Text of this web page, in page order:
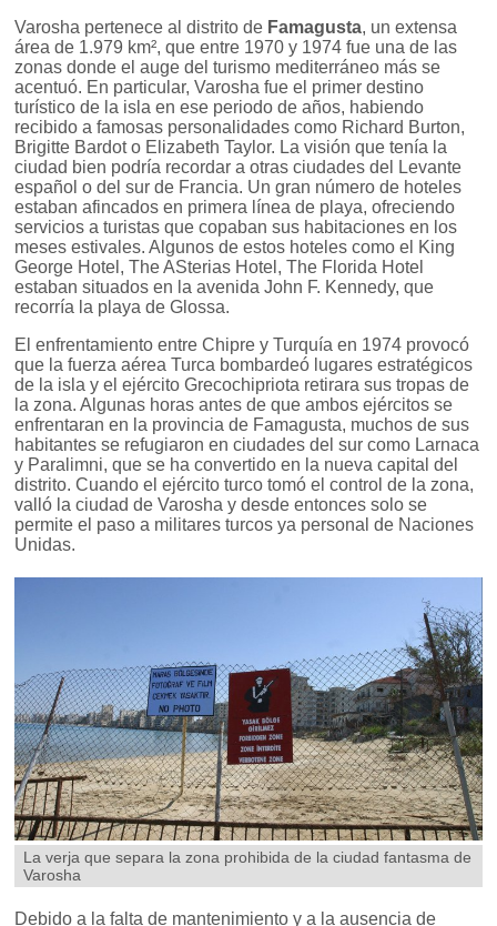
Varosha pertenece al distrito de Famagusta, un extensa
área de 1.979 km², que entre 1970 y 1974 fue una de las
zonas donde el auge del turismo mediterráneo más se
acentuó. En particular, Varosha fue el primer destino
turístico de la isla en ese periodo de años, habiendo
recibido a famosas personalidades como Richard Burton,
Brigitte Bardot o Elizabeth Taylor. La visión que tenía la
ciudad bien podría recordar a otras ciudades del Levante
español o del sur de Francia. Un gran número de hoteles
estaban afincados en primera línea de playa, ofreciendo
servicios a turistas que copaban sus habitaciones en los
meses estivales. Algunos de estos hoteles como el King
George Hotel, The ASterias Hotel, The Florida Hotel
estaban situados en la avenida John F. Kennedy, que
recorría la playa de Glossa.
El enfrentamiento entre Chipre y Turquía en 1974 provocó
que la fuerza aérea Turca bombardeó lugares estratégicos
de la isla y el ejército Grecochipriota retirara sus tropas de
la zona. Algunas horas antes de que ambos ejércitos se
enfrentaran en la provincia de Famagusta, muchos de sus
habitantes se refugiaron en ciudades del sur como Larnaca
y Paralimni, que se ha convertido en la nueva capital del
distrito. Cuando el ejército turco tomó el control de la zona,
valló la ciudad de Varosha y desde entonces solo se
permite el paso a militares turcos ya personal de Naciones
Unidas.
La verja que separa la zona prohibida de la ciudad fantasma de
Varosha
Debido a la falta de mantenimiento y a la ausencia de